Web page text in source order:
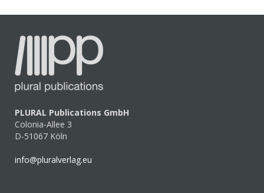
PLURAL Publications GmbH
Colonia-Allee 3
D-51067 Köln
info@pluralverlag.eu